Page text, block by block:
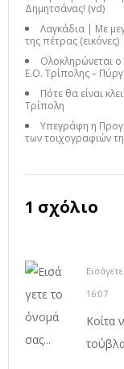
Δημητσάνας! (vd)
Λαγκάδια | Με
της πέτρας (εικόνες)
Ολοκληρώνεται ο
Ε.Ο. Τρίπολης –
Πότε θα είναι
Τρίπολη
Υπεγράφη η
των τοιχογραφιών
1 σχόλιο
16:07
Κοίτα